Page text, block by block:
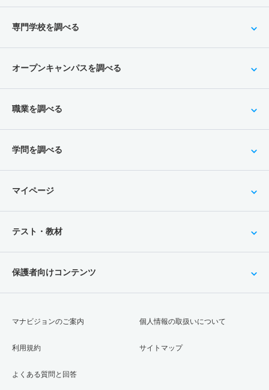
専門学校を調べる
オープンキャンパスを調べる
職業を調べる
学問を調べる
マイページ
テスト・教材
保護者向けコンテンツ
マナビジョンのご案内
利用規約
よくある質問と回答
個人情報の取扱いについて
サイトマップ